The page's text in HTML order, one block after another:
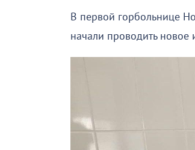
В первой горбольнице
начали проводить новое